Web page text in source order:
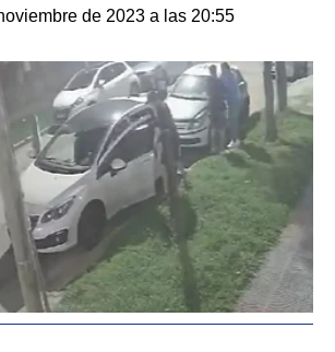
de 2023 a las 20:55